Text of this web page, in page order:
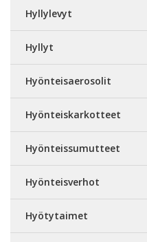
Hyllylevyt
Hyllyt
Hyönteisaerosolit
Hyönteiskarkotteet
Hyönteissumutteet
Hyönteisverhot
Hyötytaimet